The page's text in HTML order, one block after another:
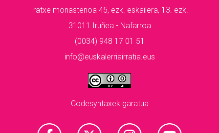
Iratxe monasterioa 45, ezk. eskailera, 13. ezk.
31011 Iruñea - Nafarroa
(0034) 948 17 01 51
info@euskalerriairratia.eus
Codesyntaxek garatua